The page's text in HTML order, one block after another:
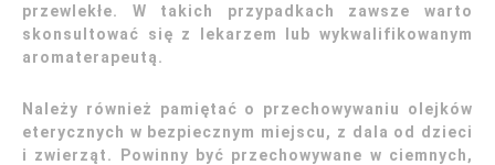
przewlekłe. W takich przypadkach zawsze warto
skonsultować się z lekarzem lub wykwalifikowanym
aromaterapeutą.
Należy również pamiętać o przechowywaniu olejków
eterycznych w bezpiecznym miejscu, z dala od dzieci
i zwierząt. Powinny być przechowywane w ciemnych,